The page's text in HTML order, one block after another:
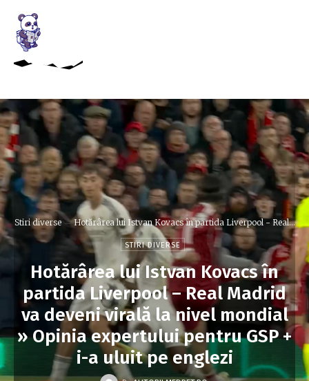
Stiri diverse Hotărârea lui Istvan Kovacs în partida Liverpool - Real...
STIRI DIVERSE
Hotărârea lui Istvan Kovacs în
partida Liverpool – Real Madrid
va deveni virală la nivel mondial
» Opinia expertului pentru GSP +
i-a uluit pe englezi